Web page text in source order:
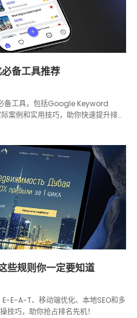
备工具推荐
备工具，包括Google Keyword
案例和实用技巧，助你快速提升排
些规则你一定要知道
E-A-T、移动端优化、本地SEO和多
技巧，助你抢占排名先机！